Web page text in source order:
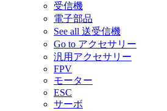
受信機
電子部品
See all 送受信機
Go to アクセサリー
汎用アクセサリー
FPV
モーター
ESC
サーボ